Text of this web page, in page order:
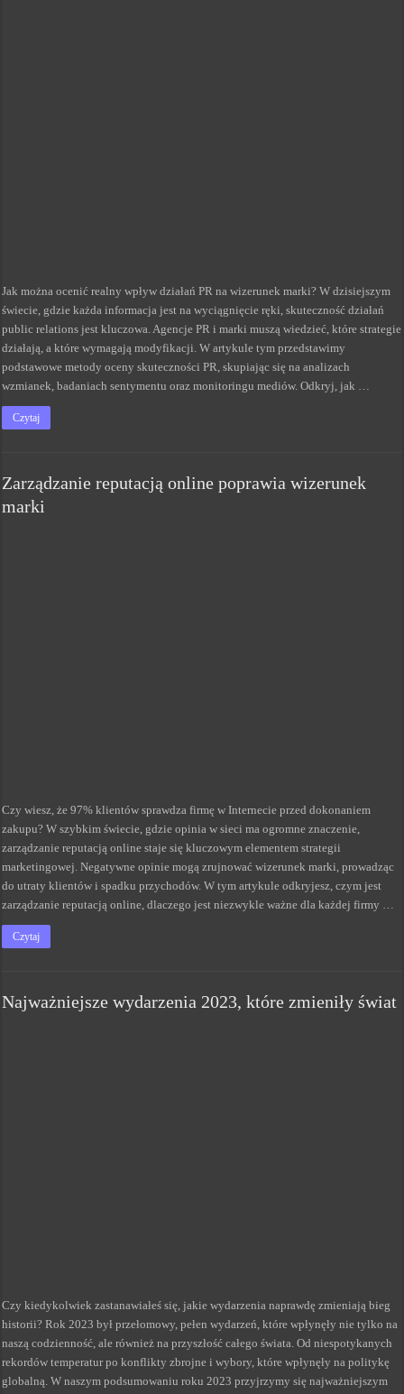
Jak można ocenić realny wpływ działań PR na wizerunek marki? W dzisiejszym
świecie, gdzie każda informacja jest na wyciągnięcie ręki, skuteczność działań
public relations jest kluczowa. Agencje PR i marki muszą wiedzieć, które strategie
działają, a które wymagają modyfikacji. W artykule tym przedstawimy
podstawowe metody oceny skuteczności PR, skupiając się na analizach
wzmianek, badaniach sentymentu oraz monitoringu mediów. Odkryj, jak …
Czytaj
Zarządzanie reputacją online poprawia wizerunek
marki
Czy wiesz, że 97% klientów sprawdza firmę w Internecie przed dokonaniem
zakupu? W szybkim świecie, gdzie opinia w sieci ma ogromne znaczenie,
zarządzanie reputacją online staje się kluczowym elementem strategii
marketingowej. Negatywne opinie mogą zrujnować wizerunek marki, prowadząc
do utraty klientów i spadku przychodów. W tym artykule odkryjesz, czym jest
zarządzanie reputacją online, dlaczego jest niezwykle ważne dla każdej firmy …
Czytaj
Najważniejsze wydarzenia 2023, które zmieniły świat
Czy kiedykolwiek zastanawiałeś się, jakie wydarzenia naprawdę zmieniają bieg
historii? Rok 2023 był przełomowy, pełen wydarzeń, które wpłynęły nie tylko na
naszą codzienność, ale również na przyszłość całego świata. Od niespotykanych
rekordów temperatur po konflikty zbrojne i wybory, które wpłynęły na politykę
globalną. W naszym podsumowaniu roku 2023 przyjrzymy się najważniejszym